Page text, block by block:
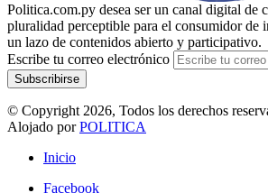
Politica.com.py desea ser un canal digital de
pluralidad perceptible para el consumidor de
un lazo de contenidos abierto y participativo.
Escribe tu correo electrónico
© Copyright 2026, Todos los derechos
Alojado porPOLITICA
Inicio
Facebook